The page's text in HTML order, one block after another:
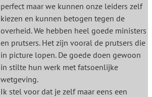
perfect maar we kunnen onze leiders zelf
kiezen en kunnen betogen tegen de
overheid. We hebben heel goede ministers
en prutsers. Het zijn vooral de prutsers die
in picture lopen. De goede doen gewoon
in stilte hun werk met fatsoenlijke
wetgeving.
Ik stel voor dat je zelf maar eens een